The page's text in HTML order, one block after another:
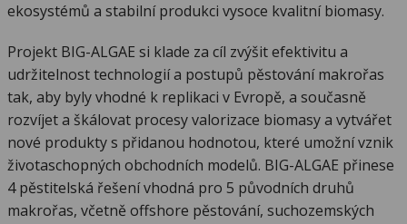
ekosystémů a stabilní produkci vysoce kvalitní biomasy.
Projekt BIG-ALGAE si klade za cíl zvýšit efektivitu a
udržitelnost technologií a postupů pěstování makrořas
tak, aby byly vhodné k replikaci v Evropě, a současně
rozvíjet a škálovat procesy valorizace biomasy a vytvářet
nové produkty s přidanou hodnotou, které umožní vznik
životaschopných obchodních modelů. BIG-ALGAE přinese
4 pěstitelská řešení vhodná pro 5 původních druhů
makrořas, včetně offshore pěstování, suchozemských